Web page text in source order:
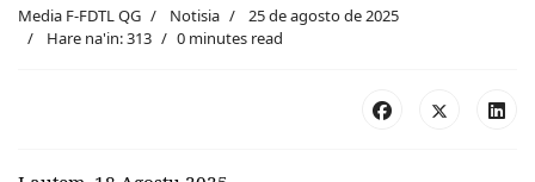
Media F-FDTL QG Notisia
25 de agosto de 2025
Hare na'in: 313
0 minutes read